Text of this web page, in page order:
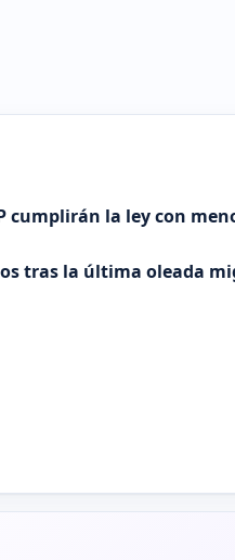
cumplirán la ley con
tras la última oleada